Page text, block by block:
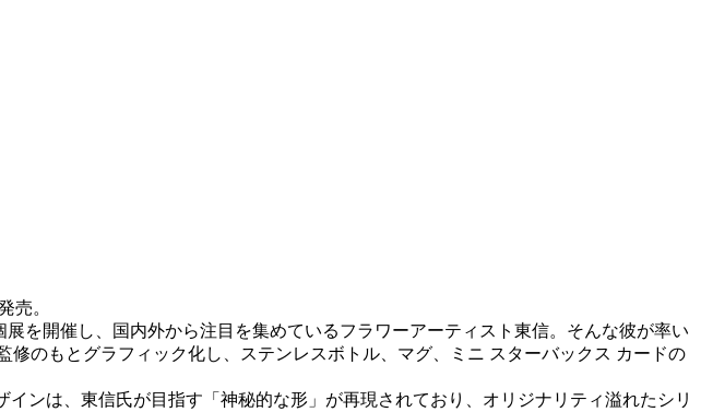
売。
を開催し、国内外から注目を集めているフラワーアーティスト東信。そんな彼が率い
のもとグラフィック化し、ステンレスボトル、マグ、ミニ スターバックス カードの
ンは、東信氏が目指す「神秘的な形」が再現されており、オリジナリティ溢れたシリ